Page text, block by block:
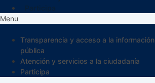
Menu
Transparencia y acceso a la información
pública
Atención y servicios a la ciudadanía
Participa